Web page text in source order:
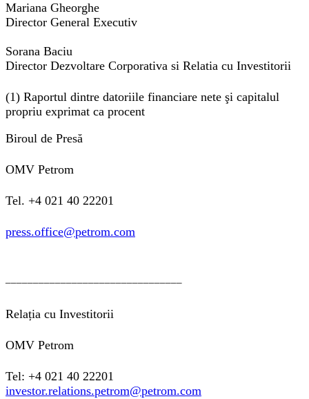
Mariana Gheorghe
Director General Executiv
Sorana Baciu
Director Dezvoltare Corporativa si Relatia cu Investitorii
(1) Raportul dintre datoriile financiare nete şi capitalul
propriu exprimat ca procent
Biroul de Presă
OMV Petrom
Tel. +4 021 40 22201
press.office@petrom.com
Relația cu Investitorii
OMV Petrom
Tel: +4 021 40 22201
investor.relations.petrom@petrom.com